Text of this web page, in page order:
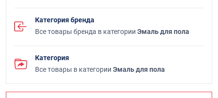
Категория бренда
Все товары бренда в категории Эмаль для пола
Категория
Все товары в категории Эмаль для пола